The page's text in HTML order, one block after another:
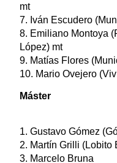
mt
7. Iván Escudero
8. Emiliano Montoya
López) mt
9. Matías Flores
10. Mario Ovejero
Máster
1. Gustavo Gómez
2. Martín Grilli (Lobito
3. Marcelo Bruna